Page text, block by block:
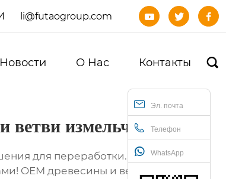
li@futaogroup.com   
Новости О Нас Контакты 
Эл. почта
Телефон
WhatsApp
ветви измельчитель
для переработки.Будем
OEM древесины и ветви